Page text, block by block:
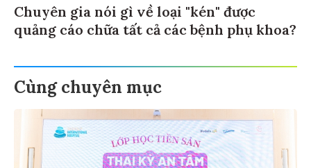
Chuyên gia nói gì về loại "kén" được
quảng cáo chữa tất cả các bệnh phụ khoa?
Cùng chuyên mục